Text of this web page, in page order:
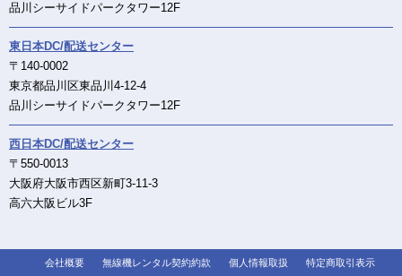
品川シーサイドパークタワー12F
東日本DC/配送センター
〒140-0002
東京都品川区東品川4-12-4
品川シーサイドパークタワー12F
西日本DC/配送センター
〒550-0013
大阪府大阪市西区新町3-11-3
高六大阪ビル3F
会社概要 無線機レンタル契約約款 個人情報取扱 特定商取引表示